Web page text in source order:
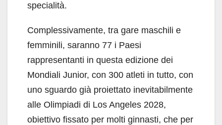
specialità.
Complessivamente, tra gare maschili e
femminili, saranno 77 i Paesi
rappresentanti in questa edizione dei
Mondiali Junior, con 300 atleti in tutto, con
uno sguardo già proiettato inevitabilmente
alle Olimpiadi di Los Angeles 2028,
obiettivo fissato per molti ginnasti, che per